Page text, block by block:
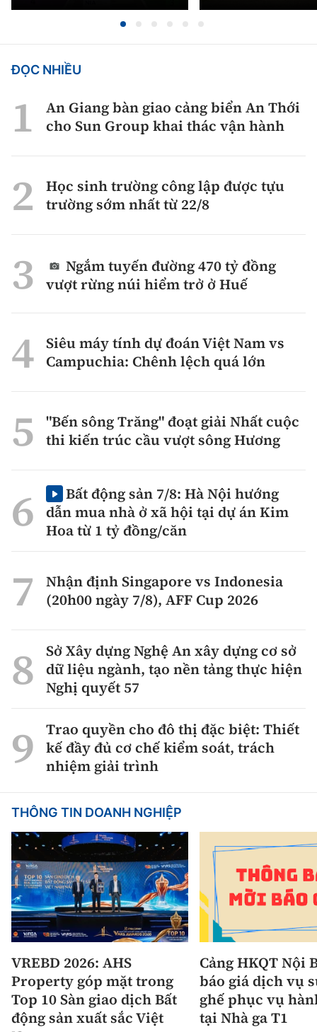
ĐỌC NHIỀU
An Giang bàn giao cảng biển An Thới
cho Sun Group khai thác vận hành
Học sinh trường công lập được tựu
trường sớm nhất từ 22/8
Ngắm tuyến đường 470 tỷ đồng
vượt rừng núi hiểm trở ở Huế
Siêu máy tính dự đoán Việt Nam vs
Campuchia: Chênh lệch quá lớn
"Bến sông Trăng" đoạt giải Nhất cuộc
thi kiến trúc cầu vượt sông Hương
Bất động sản 7/8: Hà Nội hướng
dẫn mua nhà ở xã hội tại dự án Kim
Hoa từ 1 tỷ đồng/căn
Nhận định Singapore vs Indonesia
(20h00 ngày 7/8), AFF Cup 2026
Sở Xây dựng Nghệ An xây dựng cơ sở
dữ liệu ngành, tạo nền tảng thực hiện
Nghị quyết 57
Trao quyền cho đô thị đặc biệt: Thiết
kế đầy đủ cơ chế kiểm soát, trách
nhiệm giải trình
THÔNG TIN DOANH NGHIỆP
VREBD 2026: AHS
Property góp mặt trong
Top 10 Sàn giao dịch Bất
động sản xuất sắc Việt
Cảng HKQT Nội
báo giá dịch vụ
ghế phục vụ
tại Nhà ga T1